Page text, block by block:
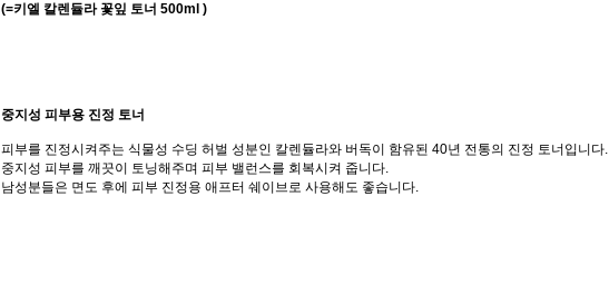
(=키엘 칼렌듈라 꽃잎 토너 500ml )
중지성 피부용 진정 토너
피부를 진정시켜주는 식물성 수딩 허벌 성분인 칼렌듈라와 버독이 함유된 40년 전통의 진정 토너입니다.
중지성 피부를 깨끗이 토닝해주며 피부 밸런스를 회복시켜 줍니다.
남성분들은 면도 후에 피부 진정용 애프터 쉐이브로 사용해도 좋습니다.